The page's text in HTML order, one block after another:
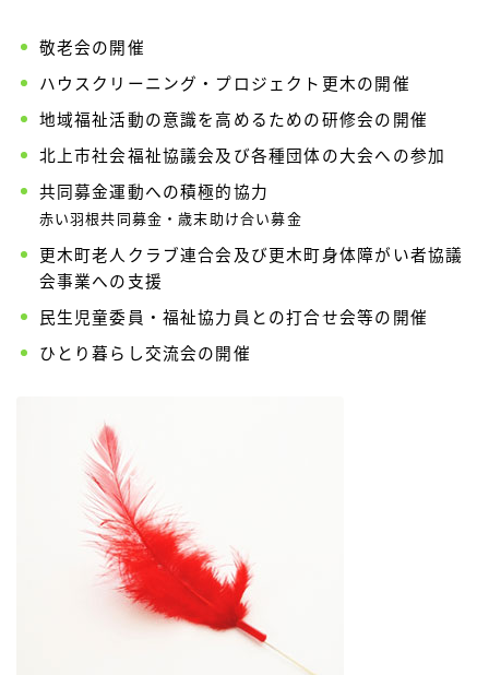
敬老会の開催
ハウスクリーニング・プロジェクト更木の開催
地域福祉活動の意識を高めるための研修会の開催
北上市社会福祉協議会及び各種団体の大会への参加
共同募金運動への積極的協力
赤い羽根共同募金・歳末助け合い募金
更木町老人クラブ連合会及び更木町身体障がい者協議
会事業への支援
民生児童委員・福祉協力員との打合せ会等の開催
ひとり暮らし交流会の開催